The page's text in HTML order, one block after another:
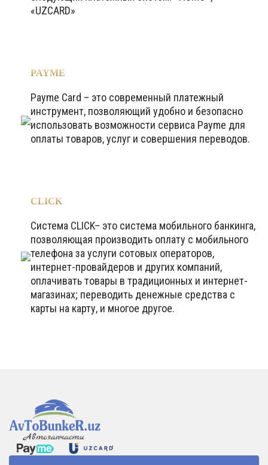
«UZCARD»
PAYME
Payme Card – это современный платежный
инструмент, позволяющий удобно и безопасно
использовать возможности сервиса Payme для
оплаты товаров, услуг и совершения переводов.
CLICK
Система CLICK– это система мобильного банкинга,
позволяющая производить оплату с мобильного
телефона за услуги сотовых операторов,
интернет-провайдеров и других компаний,
оплачивать товары в традиционных и интернет-
магазинах; переводить денежные средства с
карты на карту, и многое другое.